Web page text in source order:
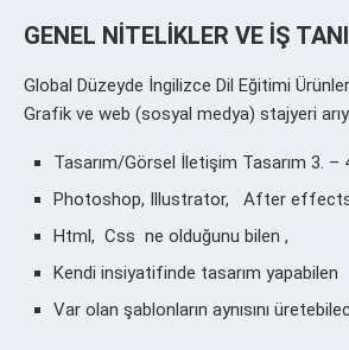
GENEL NİTELİKLER VE İŞ
Global Düzeyde İngilizce Dil Eğitimi
Grafik ve web (sosyal medya) stajyeri
Tasarım/Görsel İletişim Tasarım 3. –
Photoshop, Illustrator, After
Html, Css ne olduğunu bilen ,
Kendi insiyatifinde tasarım yapabilen
Var olan şablonların aynısını